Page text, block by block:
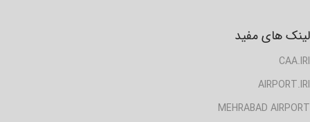
لینک های مفید
CAA.IRI
AIRPORT.IRI
MEHRABAD AIRPORT